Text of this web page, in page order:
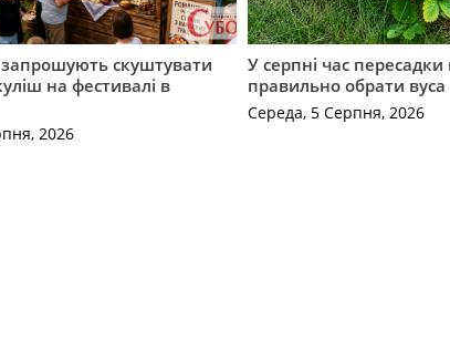
скуштувати
на фестивалі в
2026
У серпні час пересадки
правильно обрати вуса
Середа, 5 Серпня, 2026